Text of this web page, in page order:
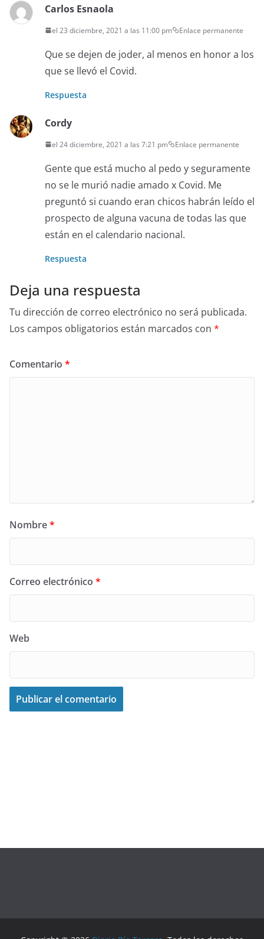
Carlos Esnaola
el 23 diciembre, 2021 a las 11:00 pm Enlace permanente
Que se dejen de joder, al menos en honor a los
que se llevó el Covid.
Respuesta
Cordy
el 24 diciembre, 2021 a las 7:21 pm Enlace permanente
Gente que está mucho al pedo y seguramente
no se le murió nadie amado x Covid. Me
preguntó si cuando eran chicos habrán leído el
prospecto de alguna vacuna de todas las que
están en el calendario nacional.
Respuesta
Deja una respuesta
Tu dirección de correo electrónico no será publicada.
Los campos obligatorios están marcados con *
Comentario *
Nombre*
Correo electrónico *
Web